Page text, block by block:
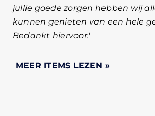
jullie goede zorgen hebben wij
kunnen genieten van een hele
Bedankt hiervoor.